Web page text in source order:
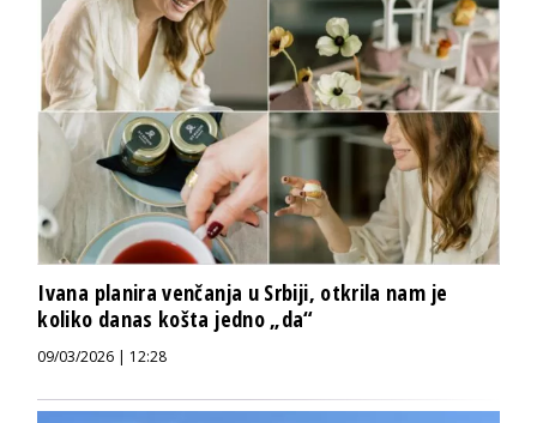
Ivana planira venčanja u Srbiji, otkrila nam je
koliko danas košta jedno „da“
09/03/2026 | 12:28